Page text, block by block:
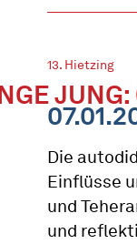
13. Hietzing
Die
Einflüsse
und
und